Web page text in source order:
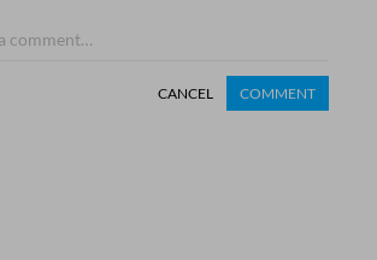
CANCEL COMMENT